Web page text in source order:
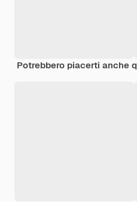
Potrebbero piacerti anche